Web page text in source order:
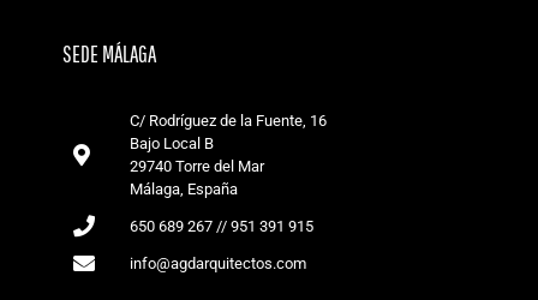
SEDE MÁLAGA
C/ Rodríguez de la Fuente, 16
Bajo Local B
29740 Torre del Mar
Málaga, España
650 689 267 // 951 391 915
info@agdarquitectos.com